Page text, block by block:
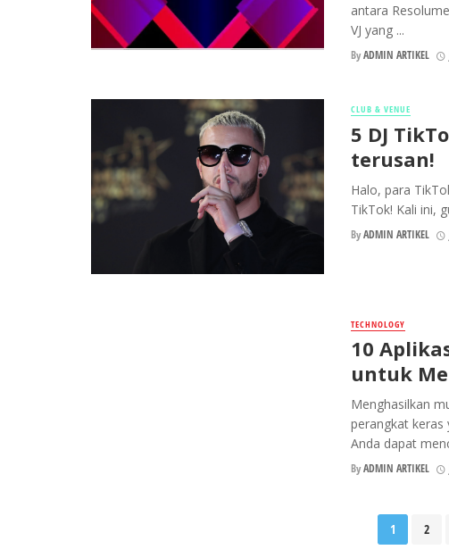
antara
VJ yang ...
ByADMIN ARTIKEL
CLUB & VENUE
5 DJ
terusan!
Halo, para
TikTok! Kali ini,
ByADMIN ARTIKEL
TECHNOLOGY
10
untuk
Menghasilkan
perangkat keras
Anda dapat
ByADMIN ARTIKEL
1 2